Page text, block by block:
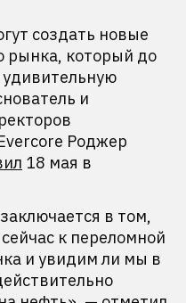
создать новые
рынка, который до
и
Роджер
18 мая в
в том,
к переломной
и увидим ли мы в